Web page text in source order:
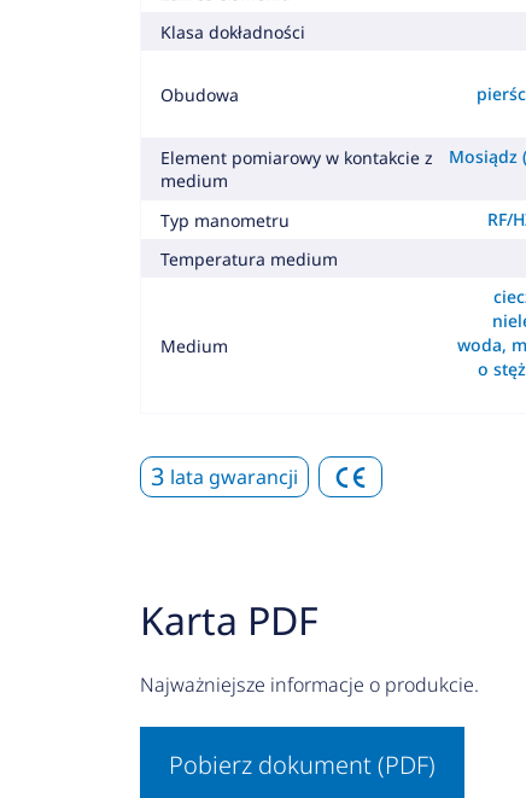
Klasa dokładności
Obudowa
Element pomiarowy w kontakcie z
medium
Mosiądz
Typ manometru
RF/
Temperatura medium
Medium
woda,
o
3 lata gwarancji
Karta PDF
Najważniejsze informacje o produkcie.
Pobierz dokument (PDF)